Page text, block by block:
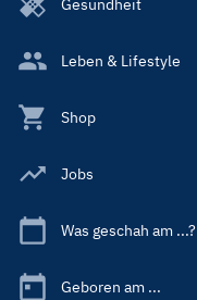
Gesundheit
Leben & Lifestyle
Shop
Jobs
Was geschah am ...?
Geboren am ...